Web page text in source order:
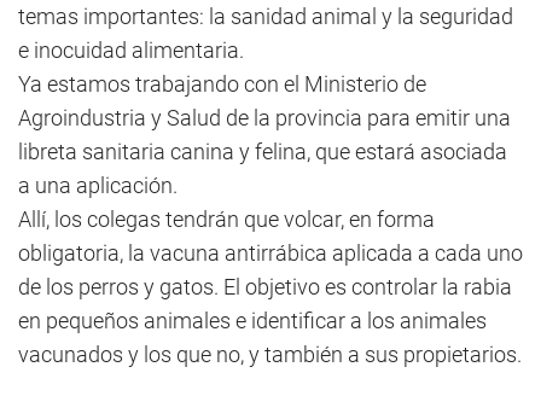
temas importantes: la sanidad animal y la seguridad
e inocuidad alimentaria.
Ya estamos trabajando con el Ministerio de
Agroindustria y Salud de la provincia para emitir una
libreta sanitaria canina y felina, que estará asociada
a una aplicación.
Allí, los colegas tendrán que volcar, en forma
obligatoria, la vacuna antirrábica aplicada a cada uno
de los perros y gatos. El objetivo es controlar la rabia
en pequeños animales e identificar a los animales
vacunados y los que no, y también a sus propietarios.